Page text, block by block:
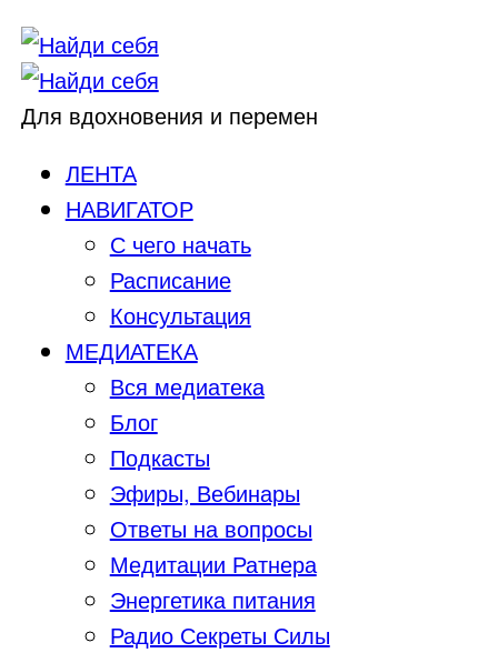
Для вдохновения и перемен
ЛЕНТА
НАВИГАТОР
С чего начать
Расписание
Консультация
МЕДИАТЕКА
Вся медиатека
Блог
Подкасты
Эфиры, Вебинары
Ответы на вопросы
Медитации Ратнера
Энергетика питания
Радио Секреты Силы